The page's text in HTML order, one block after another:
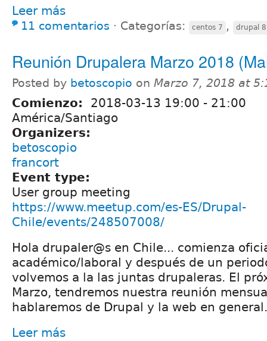
Leer más
11 comentarios ⋅ Categorías: centos 7 , drupal 8
Reunión Drupalera Marzo 2018
Posted by betoscopio on Marzo 7, 2018 at
Comienzo: 2018-03-13 19:00 - 21:00
América/Santiago
Organizers:
betoscopio
francort
Event type:
User group meeting
https://www.meetup.com/es-ES/Drupal-
Chile/events/248507008/
Hola drupaler@s en Chile... comienza
académico/laboral y después de un
volvemos a la las juntas drupaleras. El
Marzo, tendremos nuestra reunión
hablaremos de Drupal y la web en general.
Leer más